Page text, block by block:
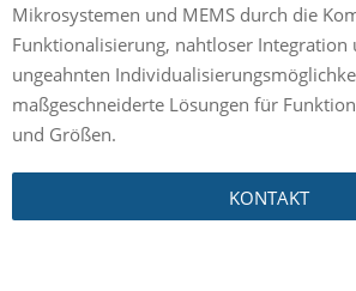
Mikrosystemen und MEMS durch die
Funktionalisierung, nahtloser Integration
ungeahnten
maßgeschneiderte Lösungen für
und Größen.
KONTAKT